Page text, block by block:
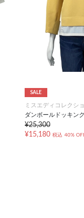
SALE
ミスエディコレクシ
ダンボールドッキン
¥25,300
¥15,180 税込 40%